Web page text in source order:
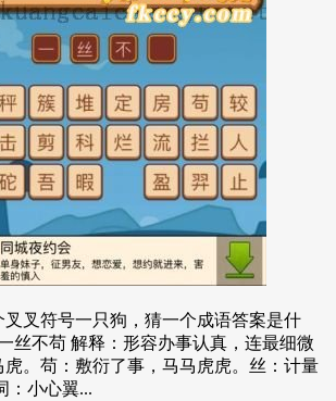
叉叉符号一只狗，猜一个成语答案是什
丝不苟 解释：形容办事认真，连最细微
虎。苟：敷衍了事，马马虎虎。丝：计量
：小心翼...